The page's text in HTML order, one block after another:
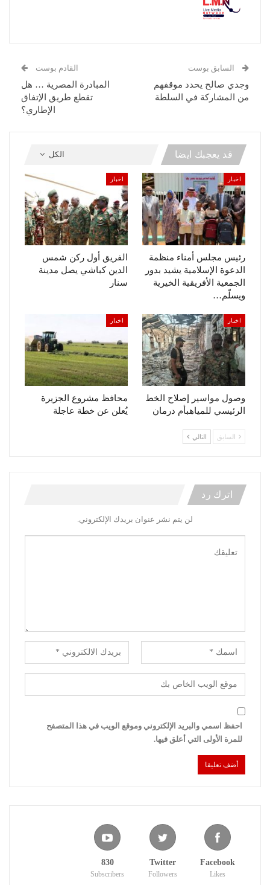
السابق بوست
وجدي صالح يحدد موقفهم
من المشاركة في السلطة
القادم بوست
المبادرة المصرية … هل
تقطع طريق الإتفاق
الإطاري؟
الكل قد يعجبك ايضا
اخبار
رئيس مجلس أمناء منظمة
الدعوة الإسلامية يشيد بدور
الجمعية الأفريقية الخيرية
ويسلّم…
اخبار
الفريق أول ركن شمس
الدين كباشي يصل مدينة
سنار
اخبار
وصول مواسير إصلاح الخط
الرئيسي للمياهبأم درمان
اخبار
محافظ مشروع الجزيرة
يُعلن عن خطة عاجلة
السابق التالي
اترك رد
لن يتم نشر عنوان بريدك الإلكتروني.
احفظ اسمي والبريد الإلكتروني وموقع الويب في هذا المتصفح
للمرة الأولى التي أعلق فيها.
Facebook
Likes
Twitter
Followers
830
Subscribers